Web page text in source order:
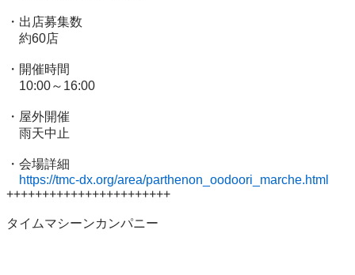
・出店募集数
約60店
・開催時間
10:00～16:00
・屋外開催
雨天中止
・会場詳細
https://tmc-dx.org/area/parthenon_oodoori_marche.html
+++++++++++++++++++++++
タイムマシーンカンパニー